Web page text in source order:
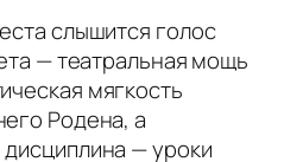
слышится голос
— театральная мощь
мягкость
Родена, а
— уроки